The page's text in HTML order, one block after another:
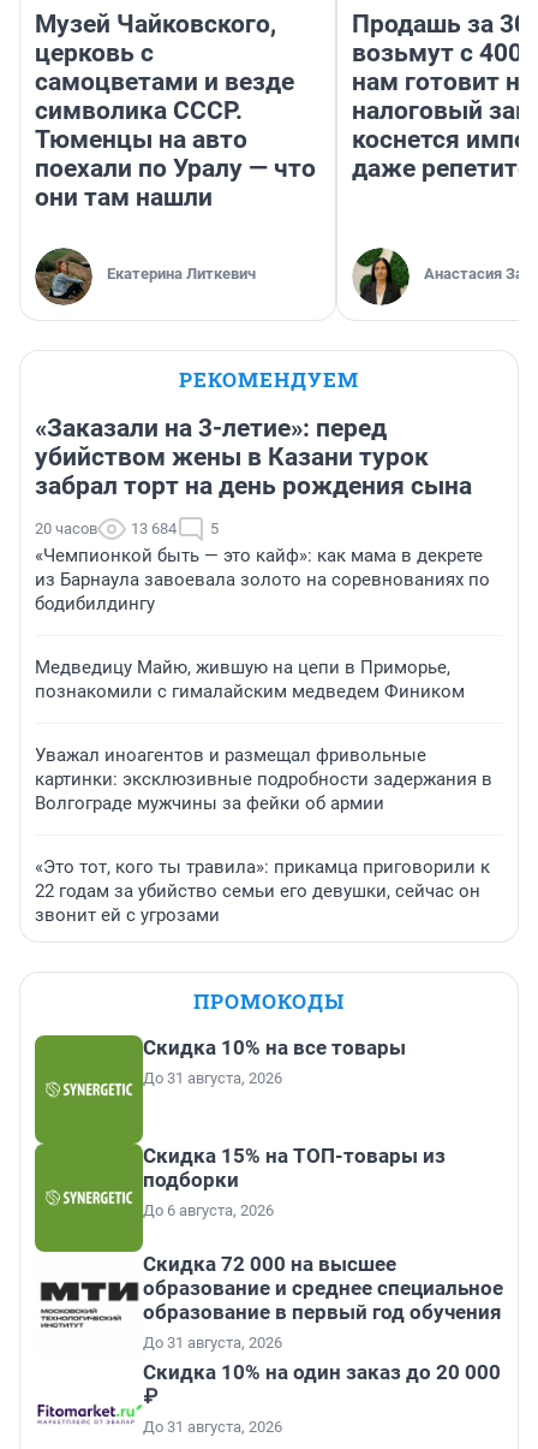
Музей Чайковского,
церковь с
самоцветами и везде
символика СССР.
Тюменцы на авто
поехали по Уралу — что
они там нашли
Екатерина Литкевич
Продашь за
возьмут с
нам готовит
налоговый
коснется
даже
Анастасия
РЕКОМЕНДУЕМ
«Заказали на 3-летие»: перед
убийством жены в Казани турок
забрал торт на день рождения сына
20 часов 13 684 5
«Чемпионкой быть — это кайф»: как мама в декрете
из Барнаула завоевала золото на соревнованиях по
бодибилдингу
Медведицу Майю, жившую на цепи в Приморье,
познакомили с гималайским медведем Фиником
Уважал иноагентов и размещал фривольные
картинки: эксклюзивные подробности задержания в
Волгограде мужчины за фейки об армии
«Это тот, кого ты травила»: прикамца приговорили к
22 годам за убийство семьи его девушки, сейчас он
звонит ей с угрозами
ПРОМОКОДЫ
Скидка 10% на все товары
До 31 августа, 2026
Скидка 15% на ТОП-товары из
подборки
До 6 августа, 2026
Скидка 72 000 на высшее
образование и среднее специальное
образование в первый год обучения
До 31 августа, 2026
Скидка 10% на один заказ до 20 000
₽
До 31 августа, 2026